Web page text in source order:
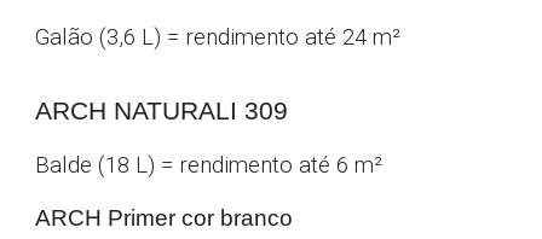
Galão (3,6 L) = rendimento até 24 m²
ARCH NATURALI 309
Balde(18 L) = rendimento até6 m²
ARCH Primer cor branco